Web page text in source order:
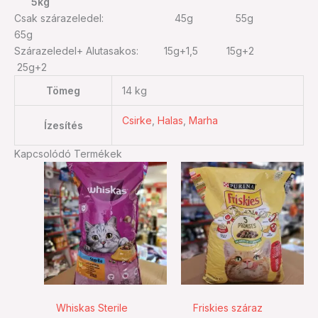
Csak szárazeledel: 45g 55g
65g
Szárazeledel+ Alutasakos: 15g+1,5 15g+2
25g+2
Tömeg
14 kg
Ízesítés Csirke Halas Marha
Kapcsolódó Termékek
Whiskas Sterile Friskies száraz